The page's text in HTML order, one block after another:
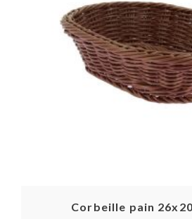
Corbeille pain